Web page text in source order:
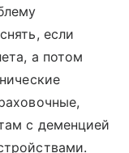
если
а потом
с деменцией